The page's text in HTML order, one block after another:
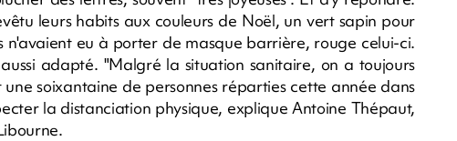
leurs habits aux couleurs de Noël, un vert sapin pour
n'avaient eu à porter de masque barrière, rouge celui-ci.
adapté. "Malgré la situation sanitaire, on a toujours
soixantaine de personnes réparties cette année dans
la distanciation physique, explique Antoine Thépaut,